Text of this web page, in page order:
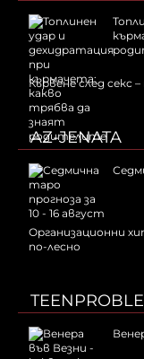
Кървене след секс
AZ-JENATA
Организационни
по-лесно